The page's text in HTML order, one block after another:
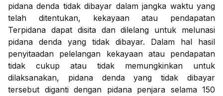
pidana denda tidak dibayar dalam jangka waktu yang
telah ditentukan, kekayaan atau pendapatan
Terpidana dapat disita dan dilelang untuk melunasi
pidana denda yang tidak dibayar. Dalam hal hasil
penyitaadan pelelangan kekayaan atau pendapatan
tidak cukup atau tidak memungkinkan untuk
dilaksanakan, pidana denda yang tidak dibayar
tersebut diganti dengan pidana penjara selama 150